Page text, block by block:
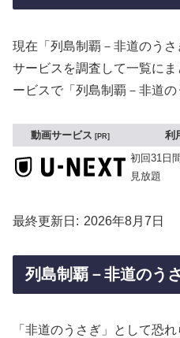
現在「列島制覇－非道のう
サービスを調査して一覧に
ービスで「列島制覇－非道の
動画サービス PR 利
初回31日
見放題
最終更新日 2026年8月7日
列島制覇－非道のう
「非道のうさぎ」として恐